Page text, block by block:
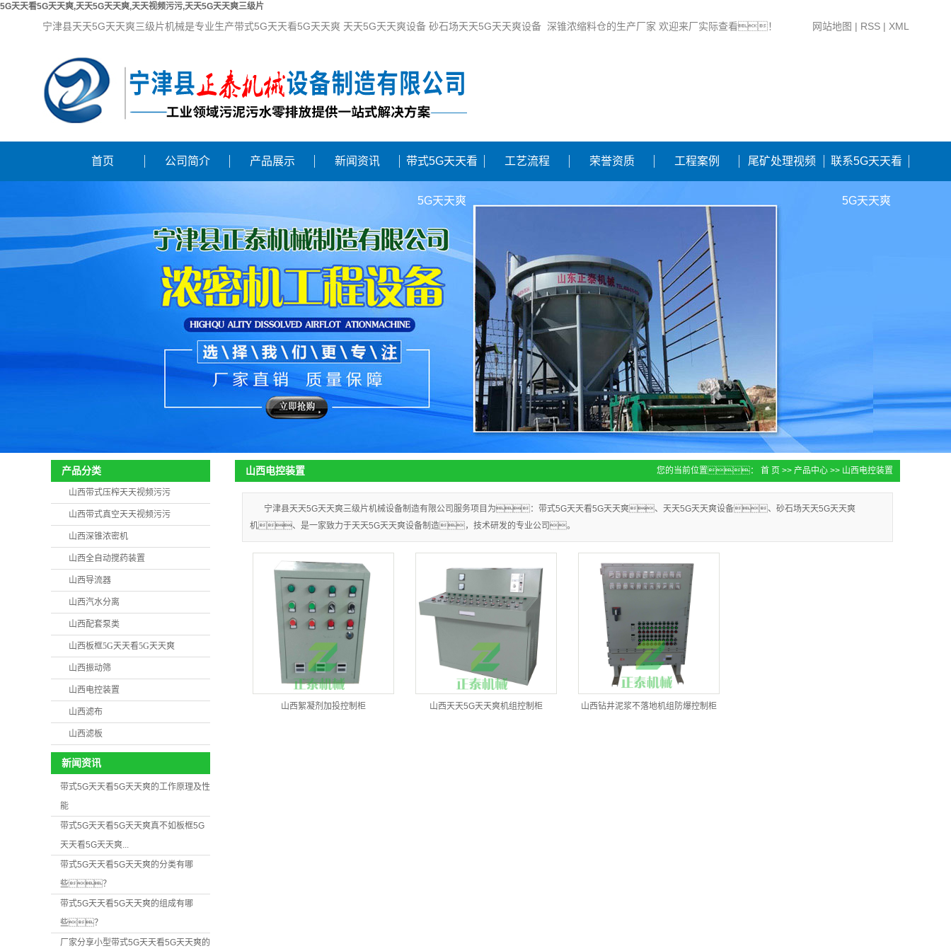
5G天天看5G天天爽,天天5G天天爽,天天视频污污,天天5G天天爽三级片
宁津县天天5G天天爽三级片机械是专业生产带式5G天天看5G天天爽 天天5G天天爽设备 砂石场天天5G天天爽设备 深锥浓缩料仓的生产厂家 欢迎来厂实际查看！ 网站地图 | RSS| XML
首页 公司简介 产品展示 新闻资讯 带式5G天天看
5G天天爽
工艺流程 荣誉资质 工程案例 尾矿处理视频 联系5G天天看
5G天天爽
产品分类
山西带式压榨天天视频污污
山西带式真空天天视频污污
山西深锥浓密机
山西全自动搅药装置
山西导流器
山西汽水分离
山西配套泵类
山西板框5G天天看5G天天爽
山西振动筛
山西电控装置
山西滤布
山西滤板
新闻资讯
带式5G天天看5G天天爽的工作原理及性
能
带式5G天天看5G天天爽真不如板框5G
天天看5G天天爽...
带式5G天天看5G天天爽的分类有哪
些？
带式5G天天看5G天天爽的组成有哪
些？
厂家分享小型带式5G天天看5G天天爽的
山西电控装置 您的当前位置： 首 页 >> 产品中心 >> 山西电控装置
宁津县天天5G天天爽三级片机械设备制造有限公司服务项目为：带式5G天天看5G天天爽、天天5G天天爽设备、砂石场天天5G天天爽
机、是一家致力于天天5G天天爽设备制造，技术研发的专业公司。
山西絮凝剂加投控制柜 山西天天5G天天爽机组控制柜 山西钻井泥浆不落地机组防爆控制柜